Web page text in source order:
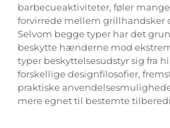
barbecueaktiviteter, føler
forvirrede mellem grillhandsker
Selvom begge typer har det
beskytte hænderne mod
typer beskyttelsesudstyr sig fra
forskellige designfilosofier,
praktiske
mere egnet til bestemte